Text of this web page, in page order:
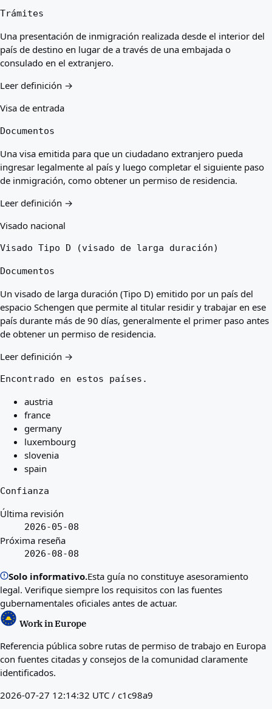
Trámites
Una presentación de inmigración realizada desde el interior del
país de destino en lugar de a través de una embajada o
consulado en el extranjero.
Leer definición →
Visa de entrada
Documentos
Una visa emitida para que un ciudadano extranjero pueda
ingresar legalmente al país y luego completar el siguiente paso
de inmigración, como obtener un permiso de residencia.
Leer definición →
Visado nacional
Visado Tipo D (visado de larga duración)
Documentos
Un visado de larga duración (Tipo D) emitido por un país del
espacio Schengen que permite al titular residir y trabajar en ese
país durante más de 90 días, generalmente el primer paso antes
de obtener un permiso de residencia.
Leer definición →
Encontrado en estos países.
austria
france
germany
luxembourg
slovenia
spain
Confianza
Última revisión
2026-05-08
Próxima reseña
2026-08-08
Solo informativo.Esta guía no constituye asesoramiento
legal. Verifique siempre los requisitos con las fuentes
gubernamentales oficiales antes de actuar.
Work in Europe
Referencia pública sobre rutas de permiso de trabajo en Europa
con fuentes citadas y consejos de la comunidad claramente
identificados.
2026-07-27 12:14:32 UTC / c1c98a9